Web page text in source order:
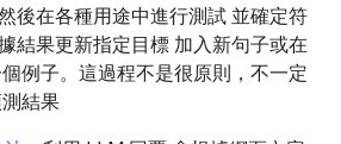
後在各種用途中進行測試 並確定符
結果更新指定目標 加入新句子或在
例子。這過程不是很原則，不一定
結果